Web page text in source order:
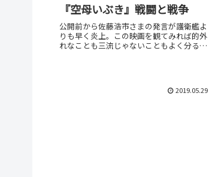
『空母いぶき』戦闘と戦争
公開前から佐藤浩市さまの発言が護衛艦よ
りも早く炎上。この映画を観てみれば的外
れなことも三流じゃないこともよく分るは
2019.05.29